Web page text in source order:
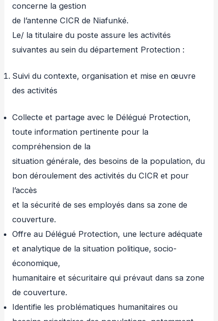
concerne la gestion
de l’antenne CICR de Niafunké.
Le/ la titulaire du poste assure les activités
suivantes au sein du département Protection :
Suivi du contexte, organisation et mise en œuvre
des activités
Collecte et partage avec le Délégué Protection,
toute information pertinente pour la
compréhension de la
situation générale, des besoins de la population, du
bon déroulement des activités du CICR et pour
l’accès
et la sécurité de ses employés dans sa zone de
couverture.
Offre au Délégué Protection, une lecture adéquate
et analytique de la situation politique, socio-
économique,
humanitaire et sécuritaire qui prévaut dans sa zone
de couverture.
Identifie les problématiques humanitaires ou